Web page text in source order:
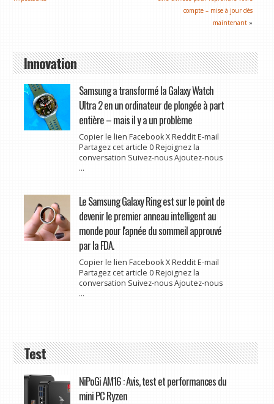
compte – mise à jour dès
maintenant »
Innovation
Samsung a transformé la Galaxy Watch
Ultra 2 en un ordinateur de plongée à part
entière – mais il y a un problème
Copier le lien Facebook X Reddit E-mail
Partagez cet article 0 Rejoignez la
conversation Suivez-nous Ajoutez-nous
...
Le Samsung Galaxy Ring est sur le point de
devenir le premier anneau intelligent au
monde pour l'apnée du sommeil approuvé
par la FDA.
Copier le lien Facebook X Reddit E-mail
Partagez cet article 0 Rejoignez la
conversation Suivez-nous Ajoutez-nous
...
Test
NiPoGi AM16 : Avis, test et performances du
mini PC Ryzen